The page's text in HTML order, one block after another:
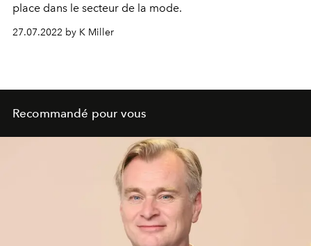
place dans le secteur de la mode.
27.07.2022 by K Miller
Recommandé pour vous